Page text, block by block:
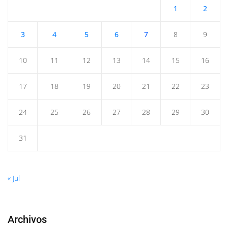
1 2
3 4 5 6 7 8 9
10 11 12 13 14 15 16
17 18 19 20 21 22 23
24 25 26 27 28 29 30
31
« Jul
Archivos